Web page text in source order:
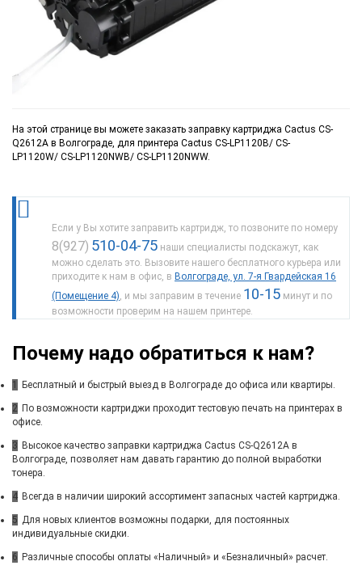
На этой странице вы можете заказать заправку картриджа Cactus CS-
Q2612A в Волгограде, для принтера Cactus CS-LP1120B/ CS-
LP1120W/ CS-LP1120NWB/ CS-LP1120NWW.
Если у Вы хотите заправить картридж, то позвоните по номеру
8(927) 510-04-75 наши специалисты подскажут, как
можно сделать это. Вызовите нашего бесплатного курьера или
приходите к нам в офис, в Волгограде, ул. 7-я Гвардейская 16
(Помещение 4), и мы заправим в течение 10-15 минут и по
возможности проверим на нашем принтере.
Почему надо обратиться к нам?
1 Бесплатный и быстрый выезд в Волгограде до офиса или квартиры.
2 По возможности картриджи проходит тестовую печать на принтерах в
офисе.
3 Высокое качество заправки картриджа Cactus CS-Q2612A в
Волгограде, позволяет нам давать гарантию до полной выработки
тонера.
4 Всегда в наличии широкий ассортимент запасных частей картриджа.
5 Для новых клиентов возможны подарки, для постоянных
индивидуальные скидки.
6 Различные способы оплаты «Наличный» и «Безналичный» расчет.